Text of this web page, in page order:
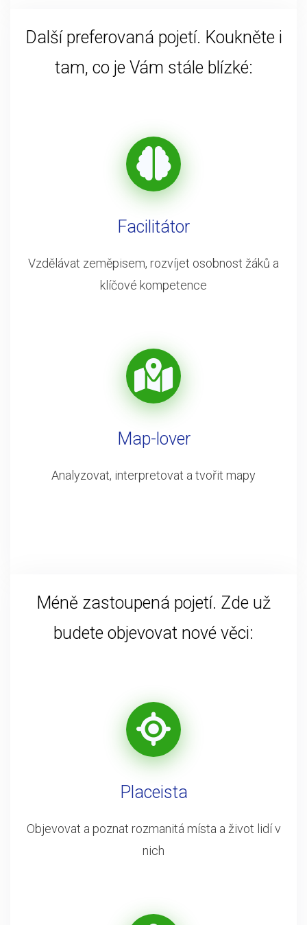
Další preferovaná pojetí. Koukněte i
tam, co je Vám stále blízké:
Facilitátor
Vzdělávat zeměpisem, rozvíjet osobnost žáků a
klíčové kompetence
Map-lover
Analyzovat, interpretovat a tvořit mapy
Méně zastoupená pojetí. Zde už
budete objevovat nové věci:
Placeista
Objevovat a poznat rozmanitá místa a život lidí v
nich